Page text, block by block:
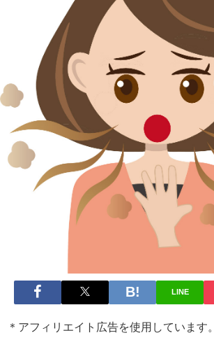
LINE
＊アフィリエイト広告を使用しています。